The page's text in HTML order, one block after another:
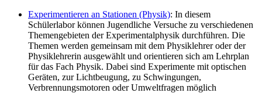
Experimentieren an Stationen (Physik): In diesem
Schülerlabor können Jugendliche Versuche zu verschiedenen
Themengebieten der Experimentalphysik durchführen. Die
Themen werden gemeinsam mit dem Physiklehrer oder der
Physiklehrerin ausgewählt und orientieren sich am Lehrplan
für das Fach Physik. Dabei sind Experimente mit optischen
Geräten, zur Lichtbeugung, zu Schwingungen,
Verbrennungsmotoren oder Umweltfragen möglich